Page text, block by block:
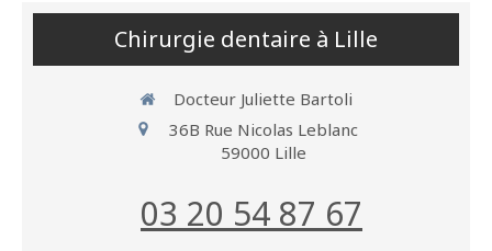
Chirurgie dentaire à Lille
Docteur Juliette Bartoli
36B Rue Nicolas Leblanc
59000 Lille
03 20 54 87 67